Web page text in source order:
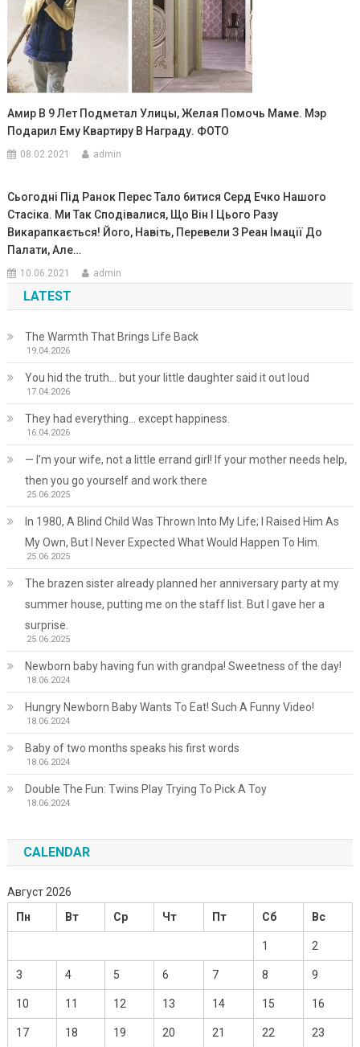
Амир В 9 Лет Подметал Улицы, Желая Помочь Маме. Мэр
Подарил Ему Квартиру В Награду. ФОТО
08.02.2021 admin
Сьогодні Під Ранок Перес Тало 6итися Серд Ечко Нашого
Стасіка. Ми Так Сподівалися, Що Він І Цього Разу
Викарапкається! Його, Навіть, Перевели З Реан Імації До
Палати, Але…
10.06.2021 admin
LATEST
The Warmth That Brings Life Back
19.04.2026
You hid the truth… but your little daughter said it out loud
17.04.2026
They had everything… except happiness.
16.04.2026
— I’m your wife, not a little errand girl! If your mother needs help,
then you go yourself and work there
25.06.2025
In 1980, A Blind Child Was Thrown Into My Life; I Raised Him As
My Own, But I Never Expected What Would Happen To Him.
25.06.2025
The brazen sister already planned her anniversary party at my
summer house, putting me on the staff list. But I gave her a
surprise.
25.06.2025
Newborn baby having fun with grandpa! Sweetness of the day!
18.06.2024
Hungry Newborn Baby Wants To Eat! Such A Funny Video!
18.06.2024
Baby of two months speaks his first words
18.06.2024
Double The Fun: Twins Play Trying To Pick A Toy
18.06.2024
CALENDAR
Август 2026
Пн
Вт Ср Чт Пт Сб Вс
1 2
3 4 5 6 7 8 9
10 11 12 13 14 15 16
17 18 19 20 21 22 23